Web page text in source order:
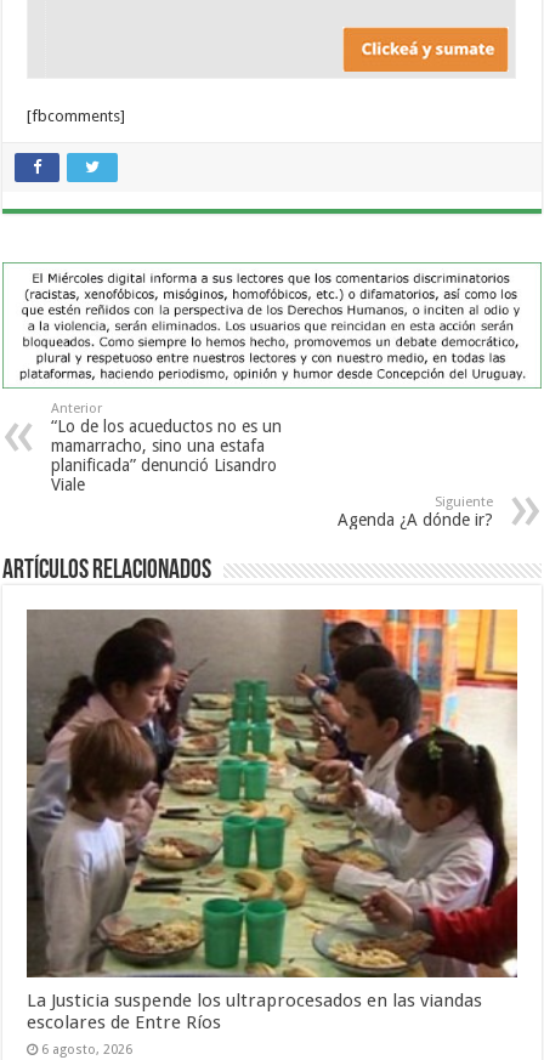
[fbcomments]
Anterior
“Lo de los acueductos no es un
mamarracho, sino una estafa
planificada” denunció Lisandro
Viale
Siguiente
Agenda ¿A dónde ir?
Artículos Relacionados
La Justicia suspende los ultraprocesados en las viandas
escolares de Entre Ríos
6 agosto, 2026